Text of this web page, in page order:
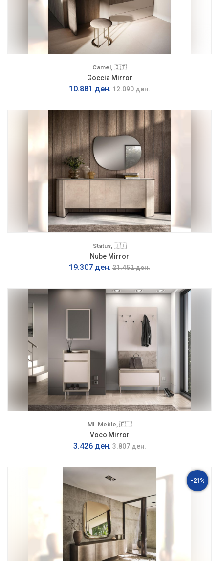
Camel, 🇮🇹
Goccia Mirror
10.881 ден. 12.090 ден.
Status, 🇮🇹
Nube Mirror
19.307 ден. 21.452 ден.
ML Meble, 🇪🇺
Voco Mirror
3.426 ден. 3.807 ден.
-21%